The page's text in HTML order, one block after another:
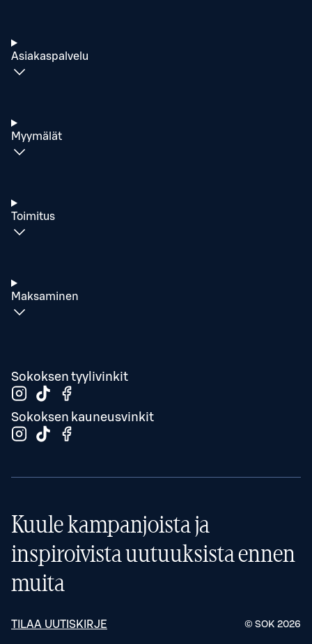
Asiakaspalvelu
Myymälät
Toimitus
Maksaminen
Sokoksen tyylivinkit
Sokoksen kauneusvinkit
Kuule kampanjoista ja
inspiroivista uutuuksista ennen
muita
TILAA UUTISKIRJE © SOK 2026